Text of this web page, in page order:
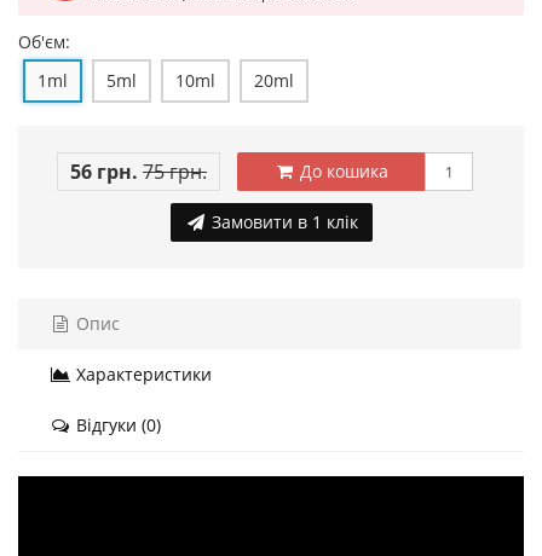
Об'єм:
1ml
5ml 10ml 20ml
56 грн. 75 грн. До кошика
Замовити в 1 клік
Опис
Характеристики
Відгуки (0)